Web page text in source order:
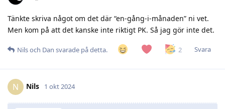
Tänkte skriva något om det där “en-gång-i-månaden” ni vet.
Men kom på att det kanske inte riktigt PK. Så jag gör inte det.
2 Svara
Nilsoch Dan svarade på detta.
N Nils 1 okt 2024